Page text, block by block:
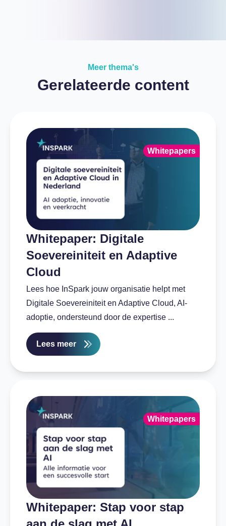
Meer thema's
Gerelateerde content
Whitepaper: Digitale
Soevereiniteit en Adaptive
Cloud
Lees hoe InSpark jouw organisatie helpt met
Digitale Soevereiniteit en Adaptive Cloud, AI-
adoptie, ondersteund door de expertise ...
Lees meer
Whitepapers
Whitepaper: Stap voor stap
Whitepapers